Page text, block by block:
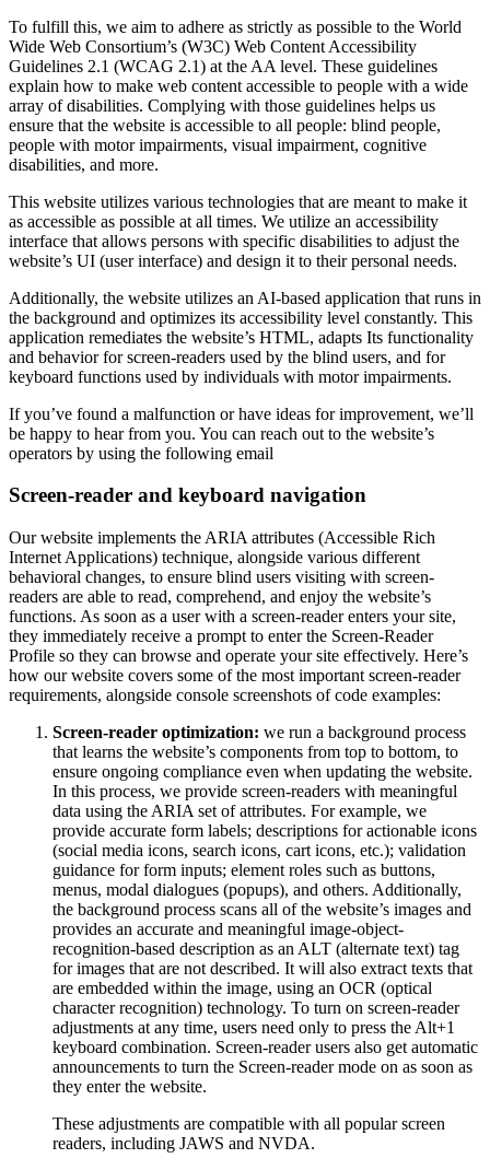
To fulfill this, we aim to adhere as strictly as possible to the World
Wide Web Consortium’s (W3C) Web Content Accessibility
Guidelines 2.1 (WCAG 2.1) at the AA level. These guidelines
explain how to make web content accessible to people with a wide
array of disabilities. Complying with those guidelines helps us
ensure that the website is accessible to all people: blind people,
people with motor impairments, visual impairment, cognitive
disabilities, and more.
This website utilizes various technologies that are meant to make it
as accessible as possible at all times. We utilize an accessibility
interface that allows persons with specific disabilities to adjust the
website’s UI (user interface) and design it to their personal needs.
Additionally, the website utilizes an AI-based application that runs in
the background and optimizes its accessibility level constantly. This
application remediates the website’s HTML, adapts Its functionality
and behavior for screen-readers used by the blind users, and for
keyboard functions used by individuals with motor impairments.
If you’ve found a malfunction or have ideas for improvement, we’ll
be happy to hear from you. You can reach out to the website’s
operators by using the following email
Screen-reader and keyboard navigation
Our website implements the ARIA attributes (Accessible Rich
Internet Applications) technique, alongside various different
behavioral changes, to ensure blind users visiting with screen-
readers are able to read, comprehend, and enjoy the website’s
functions. As soon as a user with a screen-reader enters your site,
they immediately receive a prompt to enter the Screen-Reader
Profile so they can browse and operate your site effectively. Here’s
how our website covers some of the most important screen-reader
requirements, alongside console screenshots of code examples:
Screen-reader optimization: we run a background process
that learns the website’s components from top to bottom, to
ensure ongoing compliance even when updating the website.
In this process, we provide screen-readers with meaningful
data using the ARIA set of attributes. For example, we
provide accurate form labels; descriptions for actionable icons
(social media icons, search icons, cart icons, etc.); validation
guidance for form inputs; element roles such as buttons,
menus, modal dialogues (popups), and others. Additionally,
the background process scans all of the website’s images and
provides an accurate and meaningful image-object-
recognition-based description as an ALT (alternate text) tag
for images that are not described. It will also extract texts that
are embedded within the image, using an OCR (optical
character recognition) technology. To turn on screen-reader
adjustments at any time, users need only to press the Alt+1
keyboard combination. Screen-reader users also get automatic
announcements to turn the Screen-reader mode on as soon as
they enter the website.
These adjustments are compatible with all popular screen
readers, including JAWS and NVDA.